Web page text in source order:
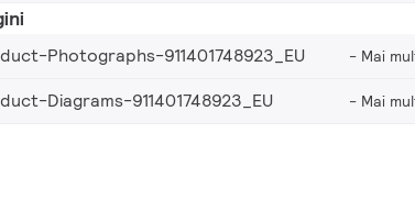
Photographs-911401748923_EU Mai
Diagrams-911401748923_EU
Mai